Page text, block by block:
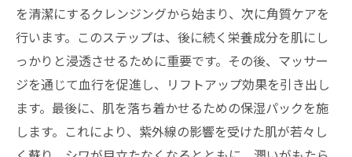
を清潔にするクレンジングから始まり、次に角質ケアを
行います。このステップは、後に続く栄養成分を肌にし
っかりと浸透させるために重要です。その後、マッサー
ジを通じて血行を促進し、リフトアップ効果を引き出し
ます。最後に、肌を落ち着かせるための保湿パックを施
します。これにより、紫外線の影響を受けた肌が若々し